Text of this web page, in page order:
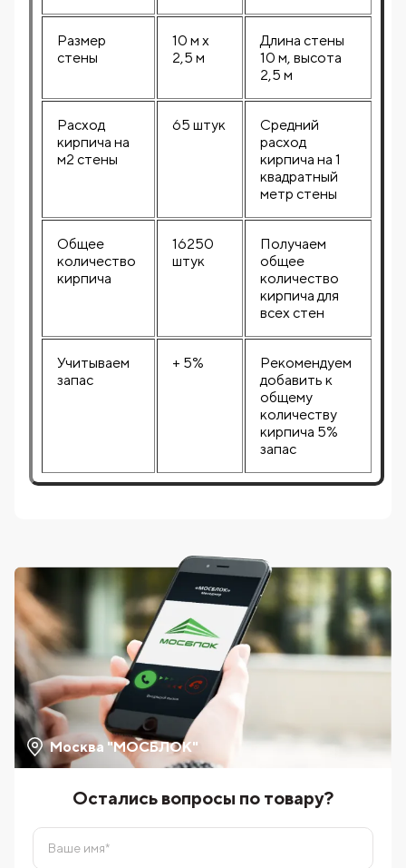
Размер
стены
10 м х
2,5 м
Длина стены
10 м, высота
2,5 м
Расход
кирпича на
м2 стены
65 штук
Средний
расход
кирпича на 1
квадратный
метр стены
Общее
количество
кирпича
16250
штук
Получаем
общее
количество
кирпича для
всех стен
Учитываем
запас
+ 5%
Рекомендуем
добавить к
общему
количеству
кирпича 5%
запас
Москва "МОСБЛОК"
Остались вопросы по товару?